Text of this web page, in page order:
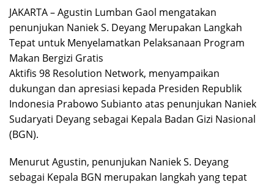
JAKARTA – Agustin Lumban Gaol mengatakan
penunjukan Naniek S. Deyang Merupakan Langkah
Tepat untuk Menyelamatkan Pelaksanaan Program
Makan Bergizi Gratis
Aktifis 98 Resolution Network, menyampaikan
dukungan dan apresiasi kepada Presiden Republik
Indonesia Prabowo Subianto atas penunjukan Naniek
Sudaryati Deyang sebagai Kepala Badan Gizi Nasional
(BGN).
Menurut Agustin, penunjukan Naniek S. Deyang
sebagai Kepala BGN merupakan langkah yang tepat